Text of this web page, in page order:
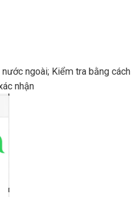
ngoài; Kiểm tra bằng cách
nhận